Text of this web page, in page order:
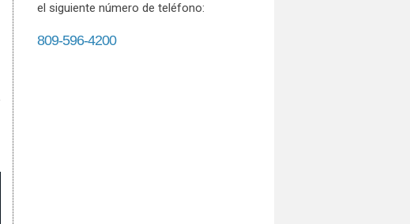
el siguiente número de teléfono:
809-596-4200